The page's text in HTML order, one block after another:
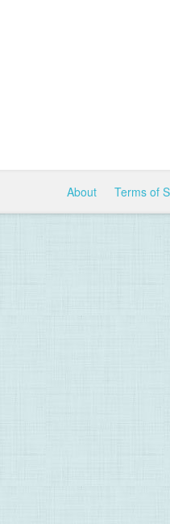
About Terms of